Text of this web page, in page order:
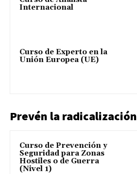
Internacional
Curso de Experto en la
Unión Europea (UE)
Prevén la radicalización
Curso de Prevención y
Seguridad para Zonas
Hostiles o de Guerra
(Nivel 1)